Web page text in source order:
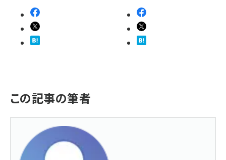
この記事の筆者